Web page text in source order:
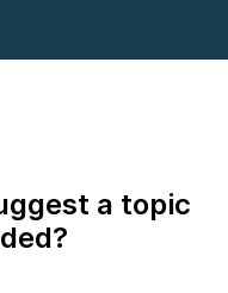
a topic